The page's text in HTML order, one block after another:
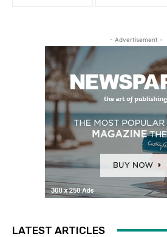
- Advertisement -
LATEST ARTICLES